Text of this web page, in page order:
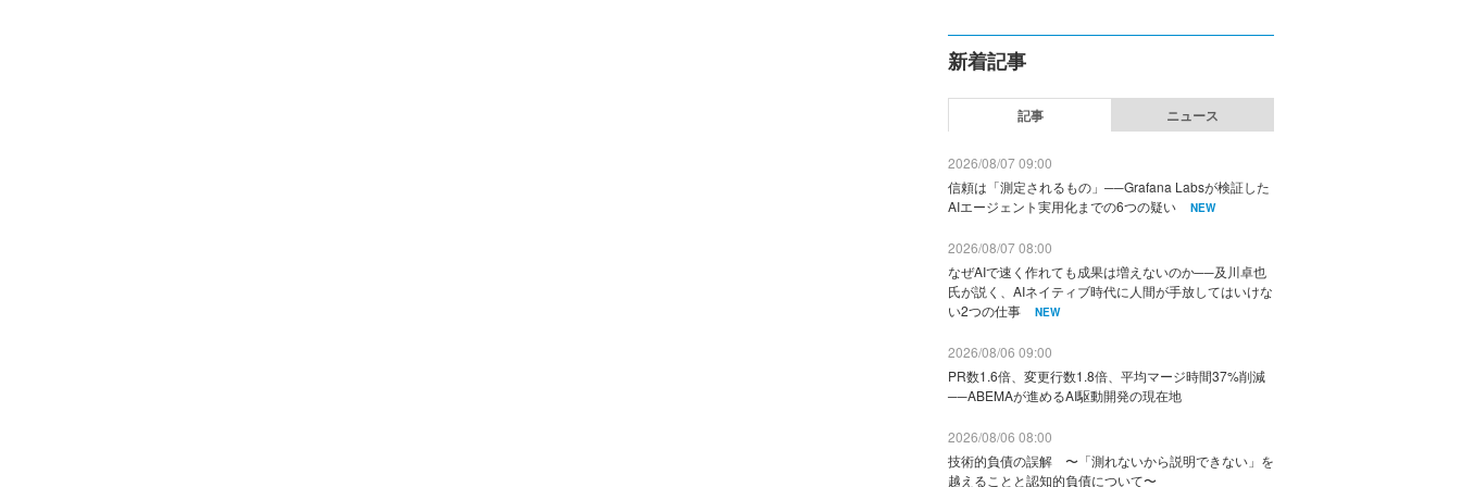
新着記事
記事 ニュース
2026/08/07 09:00
信頼は「測定されるもの」──Grafana Labsが検証した
AIエージェント実用化までの6つの疑い
NEW
2026/08/07 08:00
なぜAIで速く作れても成果は増えないのか──及川卓也
氏が説く、AIネイティブ時代に人間が手放してはいけな
い2つの仕事
NEW
2026/08/06 09:00
PR数1.6倍、変更行数1.8倍、平均マージ時間37%削減
──ABEMAが進めるAI駆動開発の現在地
2026/08/06 08:00
技術的負債の誤解 〜「測れないから説明できない」を
越えることと認知的負債について〜